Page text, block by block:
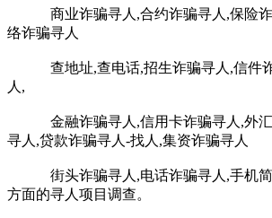
商业诈骗寻人,合约诈骗寻人,保险诈
络诈骗寻人
查地址,查电话,招生诈骗寻人,信件诈
人,
金融诈骗寻人,信用卡诈骗寻人,外汇
寻人,贷款诈骗寻人-找人,集资诈骗寻人
街头诈骗寻人,电话诈骗寻人,手机简
方面的寻人项目调查。